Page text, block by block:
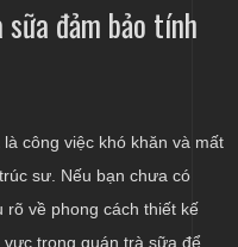
đảm bảo tính
là công việc khó khăn và mất
sư. Nếu bạn chưa có
rõ về phong cách thiết kế
trong quán trà sữa để